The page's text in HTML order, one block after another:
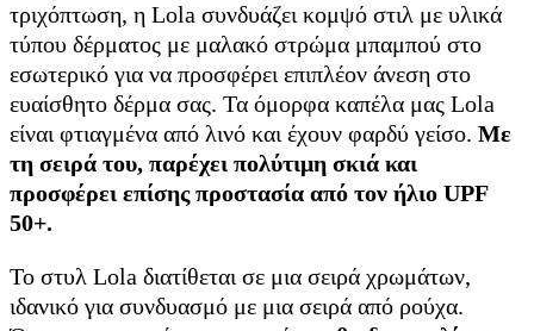
τριχόπτωση, η Lola συνδυάζει κομψό στιλ με υλικά
τύπου δέρματος με μαλακό στρώμα μπαμπού στο
εσωτερικό για να προσφέρει επιπλέον άνεση στο
ευαίσθητο δέρμα σας. Τα όμορφα καπέλα μας Lola
είναι φτιαγμένα από λινό και έχουν φαρδύ γείσο. Με
τη σειρά του, παρέχει πολύτιμη σκιά και
προσφέρει επίσης προστασία από τον ήλιο UPF
50+.
Το στυλ Lola διατίθεται σε μια σειρά χρωμάτων,
ιδανικό για συνδυασμό με μια σειρά από ρούχα.